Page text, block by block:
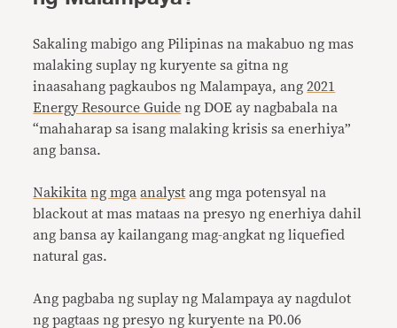
Sakaling mabigo ang Pilipinas na makabuo ng mas
malaking suplay ng kuryente sa gitna ng
inaasahang pagkaubos ng Malampaya, ang2021
Energy Resource Guide ng DOE ay nagbabala na
“mahaharap sa isang malaking krisis sa enerhiya”
ang bansa.
Nakikita ng mga analyst ang mga potensyal na
blackout at mas mataas na presyo ng enerhiya dahil
ang bansa ay kailangang mag-angkat ng liquefied
natural gas.
Ang pagbaba ng suplay ng Malampaya ay nagdulot
ng pagtaas ng presyo ng kuryente na P0.06